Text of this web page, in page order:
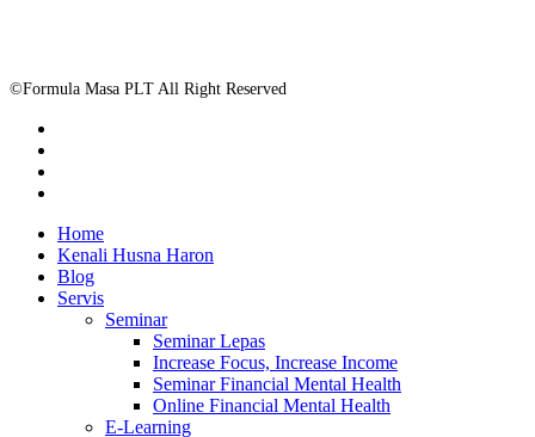
©Formula Masa PLT All Right Reserved
Close
Menu
Home
Kenali Husna Haron
Blog
Servis
Seminar
Seminar Lepas
Increase Focus, Increase Income
Seminar Financial Mental Health
Online Financial Mental Health
E-Learning